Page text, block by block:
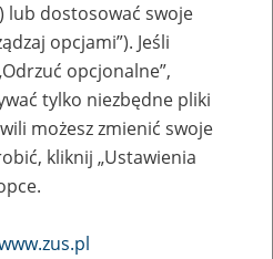
- zakładanie profili
firmy
lub dostosować swoje
opcjami”). Jeśli
opcjonalne”,
tylko niezbędne pliki
możesz zmienić swoje
kliknij „Ustawienia